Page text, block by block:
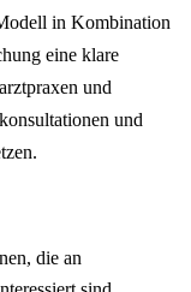
in Kombination
eine klare
und
und
die an